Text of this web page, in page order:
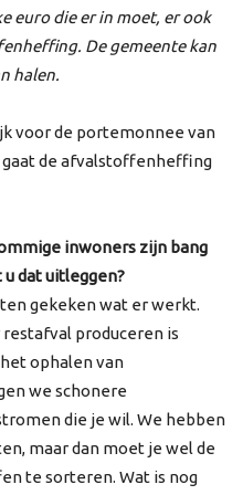
euro die er in moet, er ook
De gemeente kan
halen.
voor de portemonnee van
gaat de afvalstoffenheffing
inwoners zijn bang
dat uitleggen?
gekeken wat er werkt.
produceren is
ophalen van
we schonere
die je wil. We hebben
maar dan moet je wel de
te sorteren. Wat is nog